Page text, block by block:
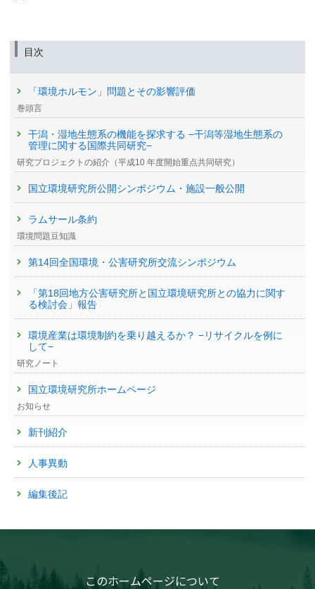
目次
「環境ホルモン」問題とその影響評価
巻頭言
干潟・湿地生態系の機能を探求する −干潟等湿地生態系の
管理に関する国際共同研究−
研究プロジェクトの紹介（平成10 年度開始重点共同研究）
国立環境研究所公開シンポジウム・施設一般公開
ラムサール条約
環境問題豆知識
第14回全国環境・公害研究所交流シンポジウム
「第18回地方公害研究所と国立環境研究所との協力に関す
る検討会」報告
環境産業は環境制約を乗り越えるか？ −リサイクルを例に
して−
研究ノート
国立環境研究所ホームページ
お知らせ
新刊紹介
人事異動
編集後記
このホームページについて